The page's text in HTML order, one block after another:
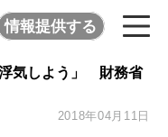
情報提供する
気しよう」 財務省
2018年04月11日